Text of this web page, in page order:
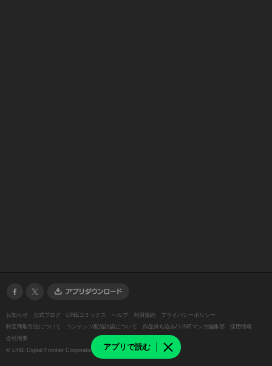
アプリで読む
お知らせ 公式ブログ LINEコミックス ヘルプ 利用規約
プライバシーポリシー
特定商取引法について
コンテンツ配信許諾について 作品持ち込み/ LINEマンガ編集部
採用情報
会社概要
© LINE Digital Frontier Corporation